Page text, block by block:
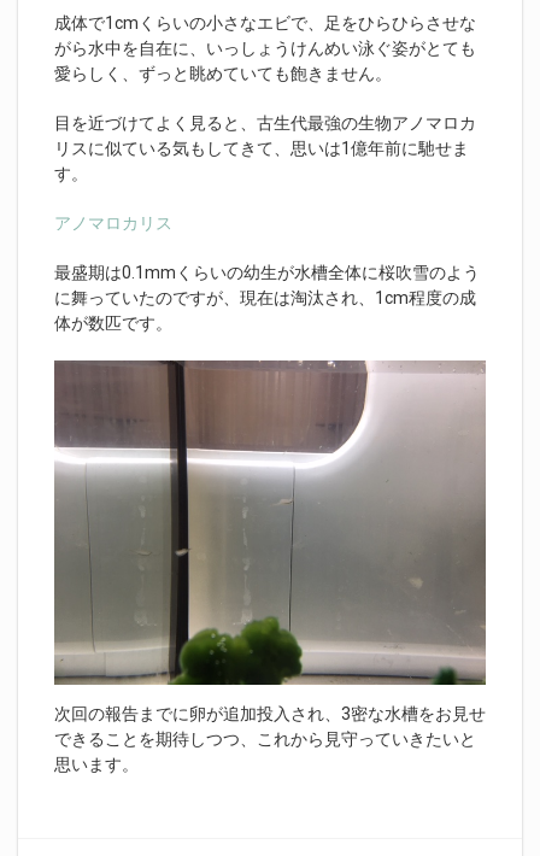
成体で1cmくらいの小さなエビで、足をひらひらさせな
がら水中を自在に、いっしょうけんめい泳ぐ姿がとても
愛らしく、ずっと眺めていても飽きません。
目を近づけてよく見ると、古生代最強の生物アノマロカ
リスに似ている気もしてきて、思いは1億年前に馳せま
す。
アノマロカリス
最盛期は0.1mmくらいの幼生が水槽全体に桜吹雪のよう
に舞っていたのですが、現在は淘汰され、1cm程度の成
体が数匹です。
次回の報告までに卵が追加投入され、3密な水槽をお見せ
できることを期待しつつ、これから見守っていきたいと
思います。